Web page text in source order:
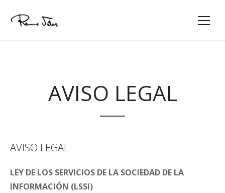
AVISO LEGAL
AVISO LEGAL
LEY DE LOS SERVICIOS DE LA SOCIEDAD DE LA
INFORMACIÓN (LSSI)